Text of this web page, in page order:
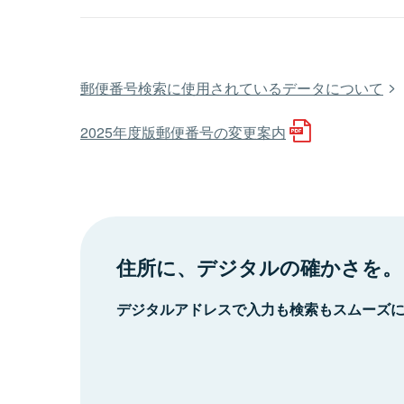
郵便番号検索に使用されているデータについて
2025年度版郵便番号の変更案内
住所に、デジタルの確かさを。
デジタルアドレスで入力も検索もスムーズ